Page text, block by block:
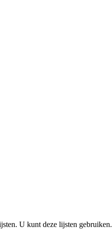
U kunt deze lijsten gebruiken.